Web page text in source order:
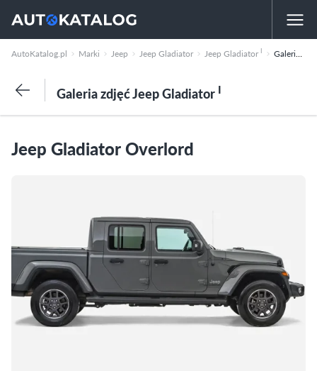
AutoKatalog.pl Marki Jeep Jeep Gladiator Jeep Gladiator I Galeria zdjęć
Galeria zdjęć Jeep Gladiator I
Jeep Gladiator Overlord